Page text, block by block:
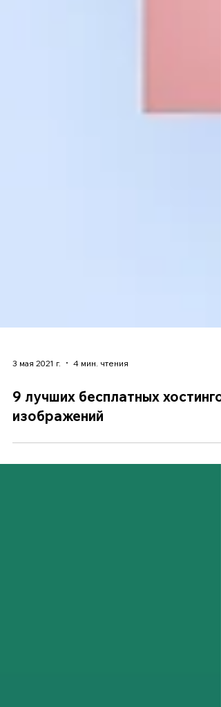
3 мая 2021 г. 4 мин. чтения
9 лучших бесплатных
изображений